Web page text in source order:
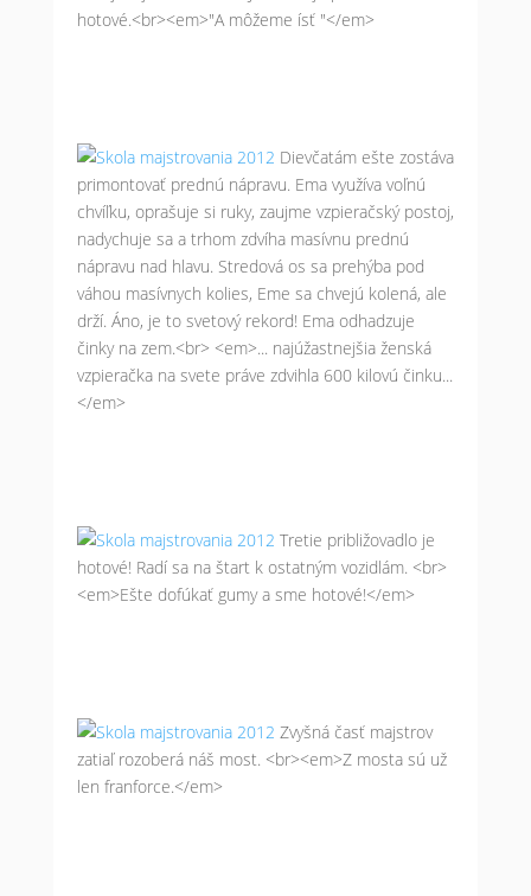
hotové.<br><em>"A môžeme ísť "</em>
Dievčatám ešte zostáva
primontovať prednú nápravu. Ema využíva voľnú
chvíľku, oprašuje si ruky, zaujme vzpieračský postoj,
nadychuje sa a trhom zdvíha masívnu prednú
nápravu nad hlavu. Stredová os sa prehýba pod
váhou masívnych kolies, Eme sa chvejú kolená, ale
drží. Áno, je to svetový rekord! Ema odhadzuje
činky na zem.<br> <em>... najúžastnejšia ženská
vzpieračka na svete práve zdvihla 600 kilovú činku...
</em>
Tretie približovadlo je
hotové! Radí sa na štart k ostatným vozidlám. <br>
<em>Ešte dofúkať gumy a sme hotové!</em>
Zvyšná časť majstrov
zatiaľ rozoberá náš most. <br><em>Z mosta sú už
len franforce.</em>